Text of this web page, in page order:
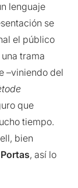
lenguaje
se
el público
trama
–viniendo del
que
tiempo.
bien
, así lo